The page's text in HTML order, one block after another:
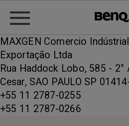
MAXGEN Comercio
Exportação Ltda
Rua Haddock Lobo, 585 - 2°
Cesar, SAO PAULO SP
+55 11 2787-0255
+55 11 2787-0266